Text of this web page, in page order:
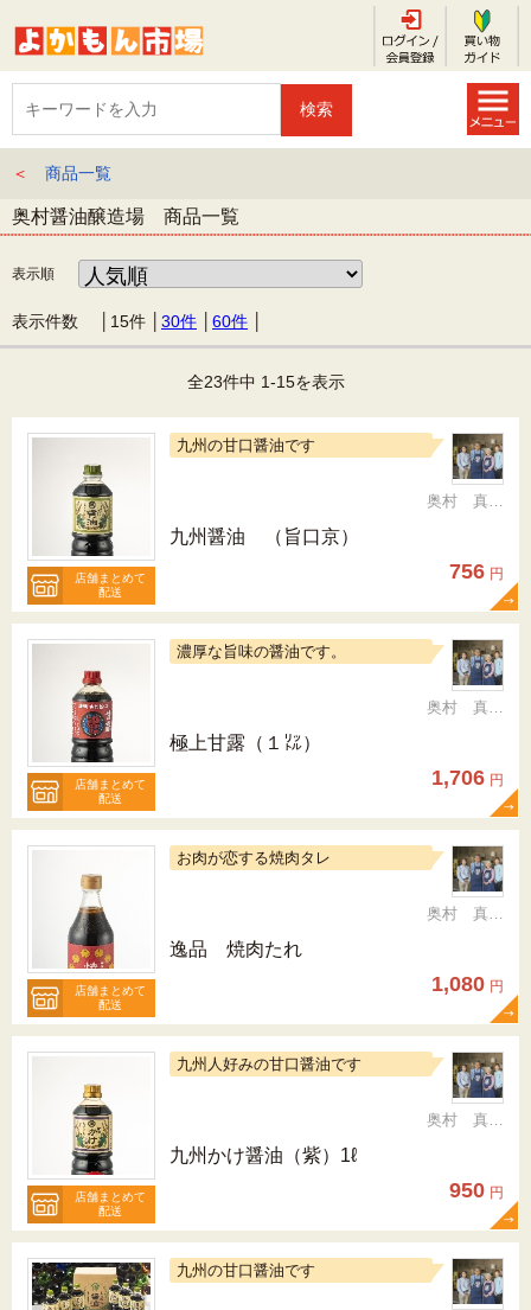
＜ 商品一覧
奥村醤油醸造場 商品一覧
表示順
表示件数 │ 15件 30件 60件
全23件中 1-15を表示
店舗まとめて
配送
九州の甘口醤油です
奥村 真（ちか）
九州醤油 （旨口京）
756 円
店舗まとめて
配送
濃厚な旨味の醤油です。
奥村 真（ちか）
極上甘露（１㍑）
1,706 円
店舗まとめて
配送
お肉が恋する焼肉タレ
奥村 真（ちか）
逸品 焼肉たれ
1,080 円
店舗まとめて
配送
九州人好みの甘口醤油です
奥村 真（ちか）
九州かけ醤油（紫）1ℓ
950 円
九州の甘口醤油です